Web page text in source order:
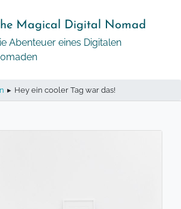
Magical Digital Nomad
Abenteuer eines Digitalen
▸ Hey ein cooler Tag war das!